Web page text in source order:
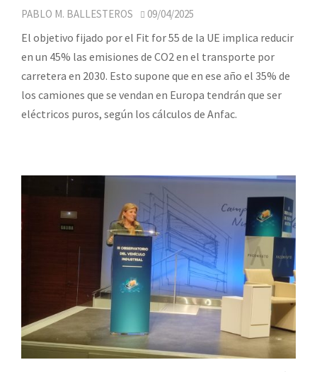
PABLO M. BALLESTEROS 09/04/2025
El objetivo fijado por el Fit for 55 de la UE implica reducir
en un 45% las emisiones de CO2 en el transporte por
carretera en 2030. Esto supone que en ese año el 35% de
los camiones que se vendan en Europa tendrán que ser
eléctricos puros, según los cálculos de Anfac.